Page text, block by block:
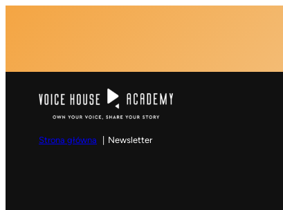
Strona główna Newsletter